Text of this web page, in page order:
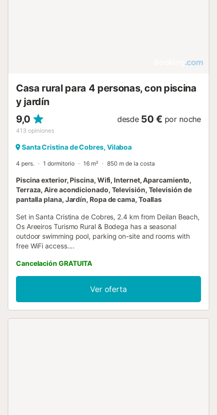
Casa rural para 4 personas, con piscina
y jardín
9,0
413 opiniones
desde 50 € por noche
Santa Cristina de Cobres, Vilaboa
4 pers. 1 dormitorio 16 m² 850 m de la costa
Piscina exterior, Piscina, Wifi, Internet, Aparcamiento,
Terraza, Aire acondicionado, Televisión, Televisión de
pantalla plana, Jardín, Ropa de cama, Toallas
Set in Santa Cristina de Cobres, 2.4 km from Deilan Beach,
Os Areeiros Turismo Rural & Bodega has a seasonal
outdoor swimming pool, parking on-site and rooms with
free WiFi access....
Cancelación GRATUITA
Ver oferta